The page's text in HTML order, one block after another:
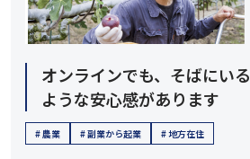
オンラインでも、そばにいる
ような安心感があります
# 農業 # 副業から起業 # 地方在住